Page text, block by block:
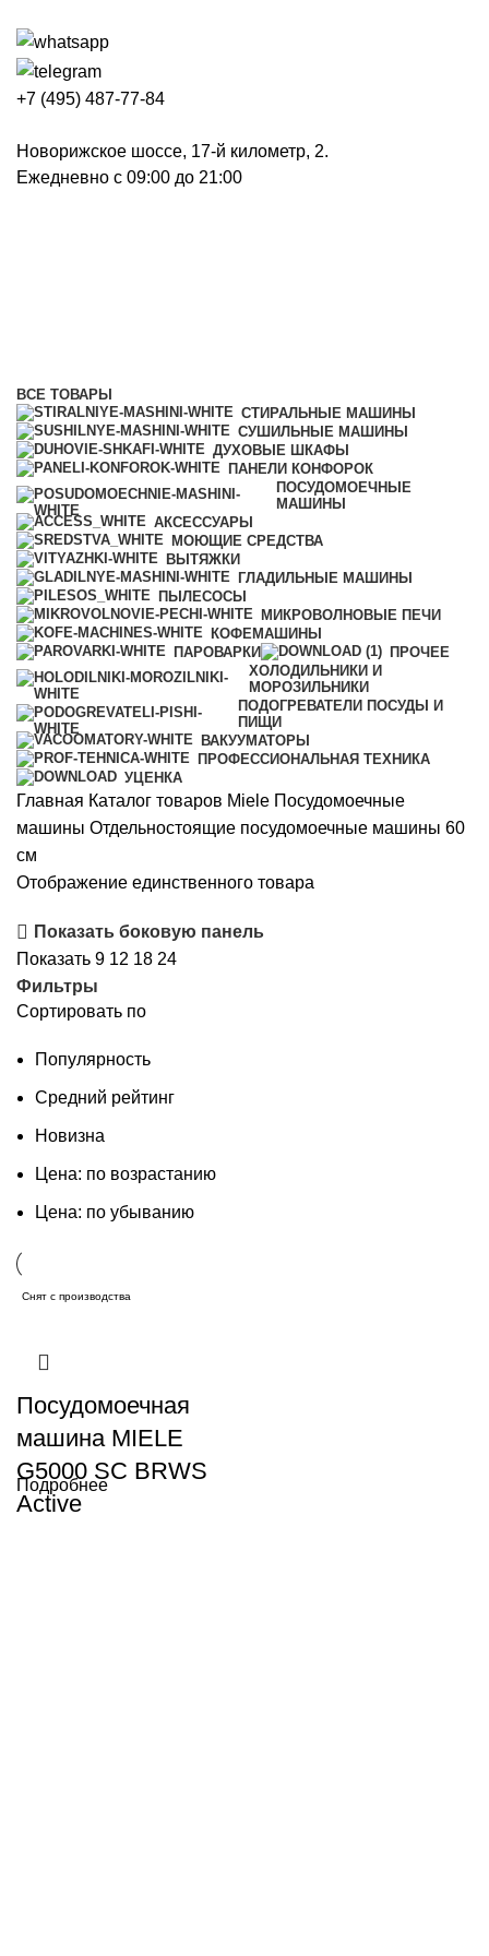
+7 (495) 487-77-84
Новорижское шоссе, 17-й километр, 2.
Ежедневно с 09:00 до 21:00
ВСЕ ТОВАРЫ
СТИРАЛЬНЫЕ МАШИНЫ
СУШИЛЬНЫЕ МАШИНЫ
ДУХОВЫЕ ШКАФЫ
ПАНЕЛИ КОНФОРОК
ПОСУДОМОЕЧНЫЕ
МАШИНЫ
АКСЕССУАРЫ
МОЮЩИЕ СРЕДСТВА
ВЫТЯЖКИ
ГЛАДИЛЬНЫЕ МАШИНЫ
ПЫЛЕСОСЫ
МИКРОВОЛНОВЫЕ ПЕЧИ
КОФЕМАШИНЫ
ПАРОВАРКИ
ПРОЧЕЕ
ХОЛОДИЛЬНИКИ И
МОРОЗИЛЬНИКИ
ПОДОГРЕВАТЕЛИ ПОСУДЫ И
ПИЩИ
ВАКУУМАТОРЫ
ПРОФЕССИОНАЛЬНАЯ ТЕХНИКА
УЦЕНКА
Главная Каталог товаров Miele Посудомоечные
машины Отдельностоящие посудомоечные машины 60
см
Отображение единственного товара
Показать боковую панель
Показать 9 12 18 24
Фильтры
Сортировать по
Популярность
Средний рейтинг
Новизна
Цена: по возрастанию
Цена: по убыванию
Снят с производства
Посудомоечная
машина MIELE
G5000 SC BRWS
Active
Подробнее